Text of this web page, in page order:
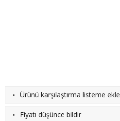
· Ürünü karşılaştırma listeme ekle
· Fiyatı düşünce bildir